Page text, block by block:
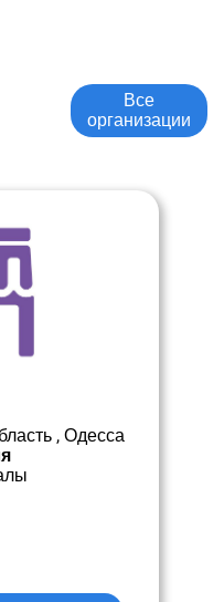
Все
организации
, Одесса